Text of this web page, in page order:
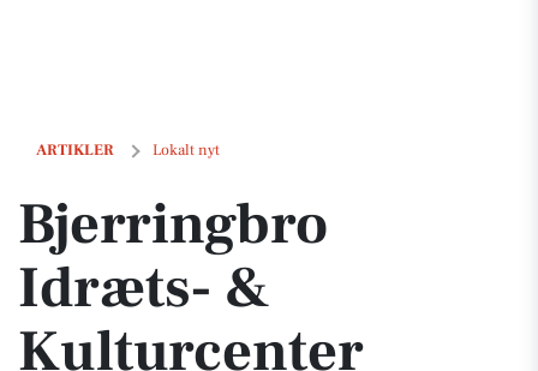
ARTIKLER Lokalt nyt
Bjerringbro Idræts- & Kulturcenter åbner dørene på Grundlovsdag
Bjerringbro
Idræts- &
Kulturcenter